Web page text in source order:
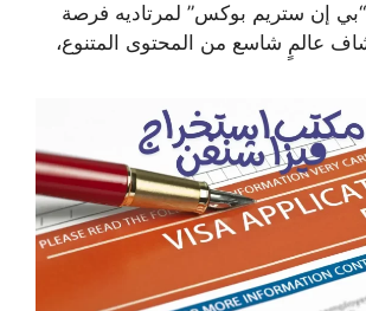
“بي إن ستريم بوكس” لمرتاديه فرصة
عالمٍ شاسع من المحتوى المتنوع،